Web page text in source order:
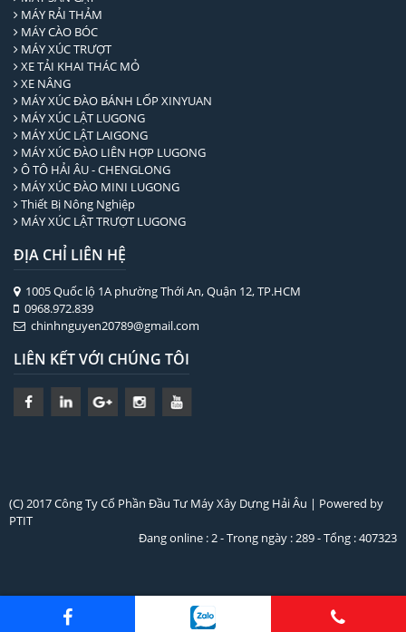
MÁY RẢI THẢM
MÁY CÀO BÓC
MÁY XÚC TRƯỢT
XE TẢI KHAI THÁC MỎ
XE NÂNG
MÁY XÚC ĐÀO BÁNH LỐP XINYUAN
MÁY XÚC LẬT LUGONG
MÁY XÚC LẬT LAIGONG
MÁY XÚC ĐÀO LIÊN HỢP LUGONG
Ô TÔ HẢI ÂU - CHENGLONG
MÁY XÚC ĐÀO MINI LUGONG
Thiết Bị Nông Nghiệp
MÁY XÚC LẬT TRƯỢT LUGONG
ĐỊA CHỈ LIÊN HỆ
1005 Quốc lộ 1A phường Thới An, Quận 12, TP.HCM
0968.972.839
chinhnguyen20789@gmail.com
LIÊN KẾT VỚI CHÚNG TÔI
(C) 2017 Công Ty Cổ Phần Đầu Tư Máy Xây Dựng Hải Âu | Powered by
PTIT
Đang online : 2 - Trong ngày : 289 - Tổng : 407323